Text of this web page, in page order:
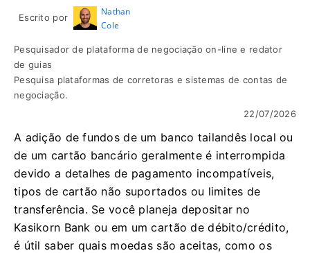
Escrito por
Nathan
Cole
Pesquisador de plataforma de negociação on-line e redator
de guias
Pesquisa plataformas de corretoras e sistemas de contas de
negociação.
22/07/2026
A adição de fundos de um banco tailandês local ou
de um cartão bancário geralmente é interrompida
devido a detalhes de pagamento incompatíveis,
tipos de cartão não suportados ou limites de
transferência. Se você planeja depositar no
Kasikorn Bank ou em um cartão de débito/crédito,
é útil saber quais moedas são aceitas, como os